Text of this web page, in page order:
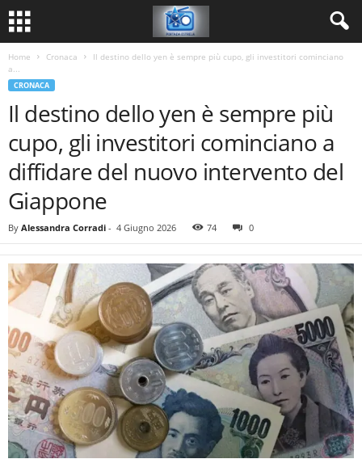
Home Cronaca
Il destino dello yen è sempre più cupo, gli investitori cominciano
a...
CRONACA
Il destino dello yen è sempre più
cupo, gli investitori cominciano a
diffidare del nuovo intervento del
Giappone
By Alessandra Corradi - 4 Giugno 2026 74 0